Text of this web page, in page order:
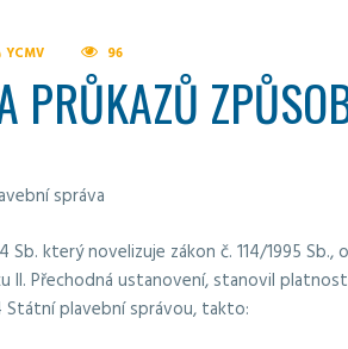
YCMV 96
PRŮKAZŮ
správa
Sb. který novelizuje zákon č. 114/1995
II. Přechodná ustanovení, stanovil
Státní plavební správou, takto: